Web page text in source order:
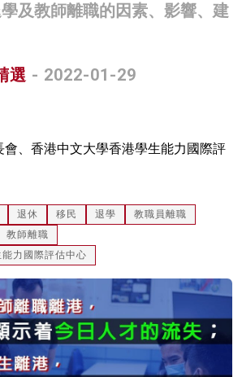
及教師離職的因素、影響、建
選 - 2022-01-29
、香港中文大學香港學生能力國際評
退休 移民 退學
教職員離職
教師離職
力國際評估中心